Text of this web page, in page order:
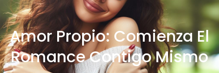
Amor Propio: Comienza El
Romance Contigo Mismo